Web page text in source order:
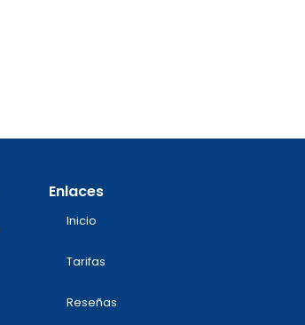
Enlaces
Inicio
Tarifas
Reseñas